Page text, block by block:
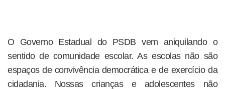
O Governo Estadual do PSDB vem aniquilando o
sentido de comunidade escolar. As escolas não são
espaços de convivência democrática e de exercício da
cidadania. Nossas crianças e adolescentes não